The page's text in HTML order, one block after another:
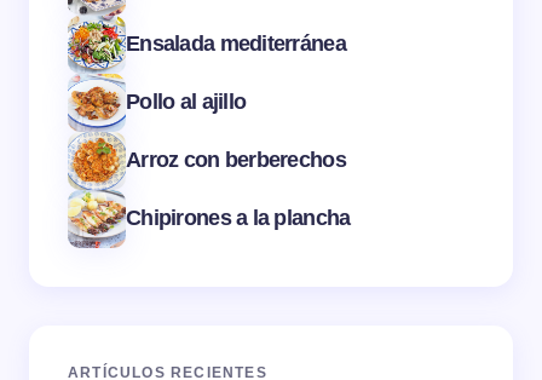
Ensalada mediterránea
Pollo al ajillo
Arroz con berberechos
Chipirones a la plancha
ARTÍCULOS RECIENTES